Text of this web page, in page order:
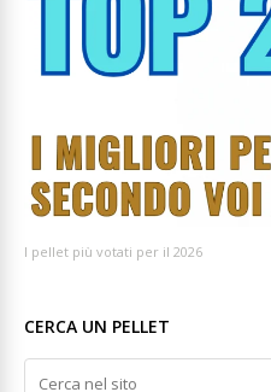
I pellet più votati per il 2026
CERCA UN PELLET